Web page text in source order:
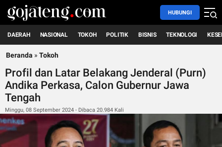
HUBUNGI
DAERAH NASIONAL TOKOH POLITIK BISNIS TEKNOLOGI
Beranda » Tokoh
Profil dan Latar Belakang Jenderal (Purn)
Andika Perkasa, Calon Gubernur Jawa
Tengah
Minggu, 08 September 2024 - Dibaca 20.984 Kali